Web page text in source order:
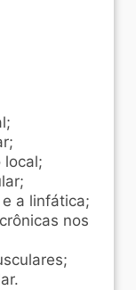
local;
a linfática;
nos